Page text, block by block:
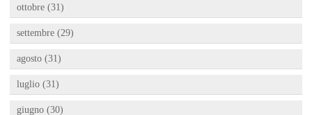
ottobre (31)
settembre (29)
agosto (31)
luglio (31)
giugno (30)